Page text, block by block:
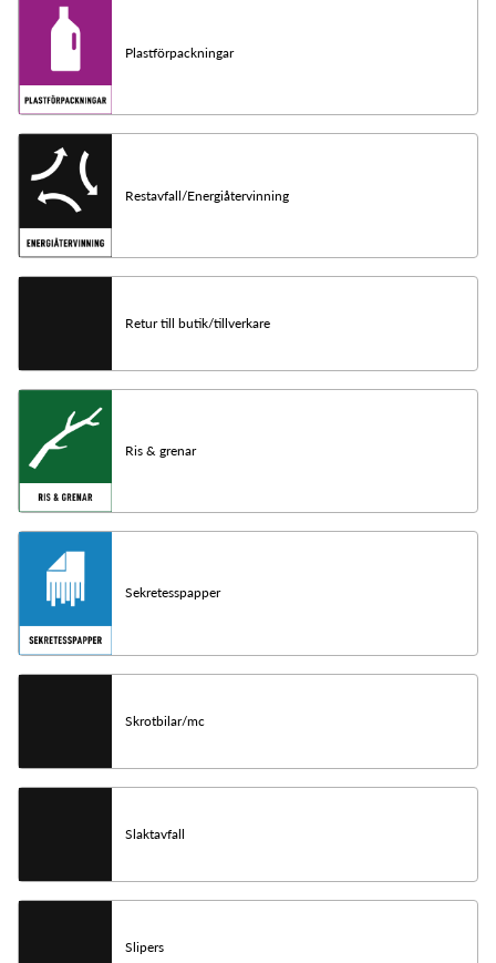
Plastförpackningar
Restavfall/Energiåtervinning
Retur till butik/tillverkare
Ris & grenar
Sekretesspapper
Skrotbilar/mc
Slaktavfall
Slipers